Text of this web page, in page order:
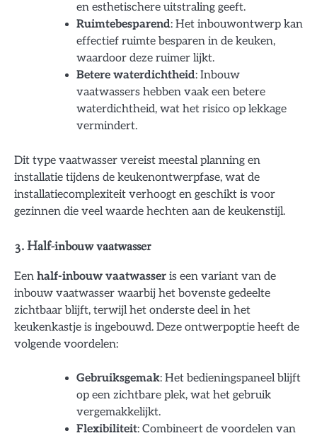
en esthetischere uitstraling geeft.
Ruimtebesparend: Het inbouwontwerp kan
effectief ruimte besparen in de keuken,
waardoor deze ruimer lijkt.
Betere waterdichtheid: Inbouw
vaatwassers hebben vaak een betere
waterdichtheid, wat het risico op lekkage
vermindert.
Dit type vaatwasser vereist meestal planning en
installatie tijdens de keukenontwerpfase, wat de
installatiecomplexiteit verhoogt en geschikt is voor
gezinnen die veel waarde hechten aan de keukenstijl.
3. Half-inbouw vaatwasser
Een half-inbouw vaatwasser is een variant van de
inbouw vaatwasser waarbij het bovenste gedeelte
zichtbaar blijft, terwijl het onderste deel in het
keukenkastje is ingebouwd. Deze ontwerpoptie heeft de
volgende voordelen:
Gebruiksgemak: Het bedieningspaneel blijft
op een zichtbare plek, wat het gebruik
vergemakkelijkt.
Flexibiliteit: Combineert de voordelen van